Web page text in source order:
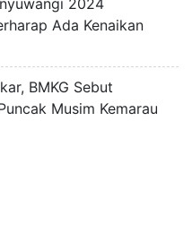
Ada Kenaikan
BMKG Sebut
Musim Kemarau